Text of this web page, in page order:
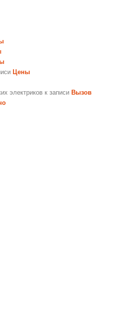
Цены
электриков к записиВызов